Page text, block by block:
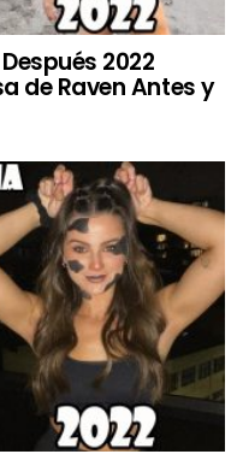
2022
de Raven Antes y